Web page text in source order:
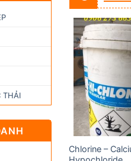
THẢI
Chlorine –